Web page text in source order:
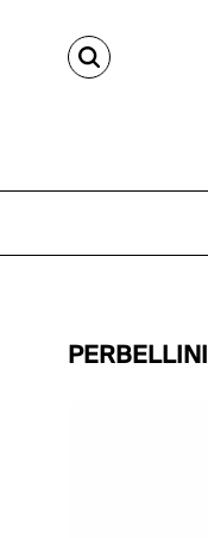
CERCA
PERBELLINI